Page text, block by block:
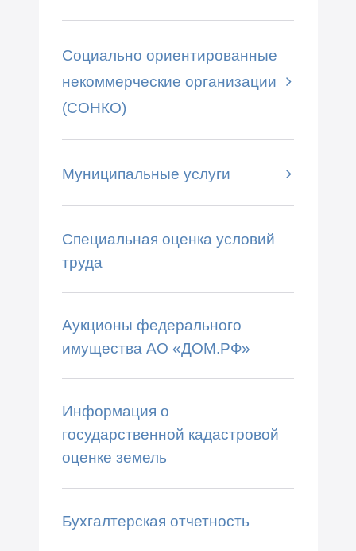
Социально ориентированные
некоммерческие организации
(СОНКО)
Муниципальные услуги
Специальная оценка условий
труда
Аукционы федерального
имущества АО «ДОМ.РФ»
Информация о
государственной кадастровой
оценке земель
Бухгалтерская отчетность